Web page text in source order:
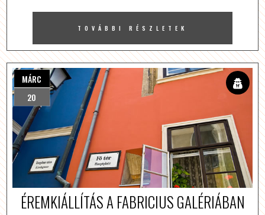
TOVÁBBI RÉSZLETEK
MÁRC
20
ÉREMKIÁLLÍTÁS A FABRICIUS GALÉRIÁBAN